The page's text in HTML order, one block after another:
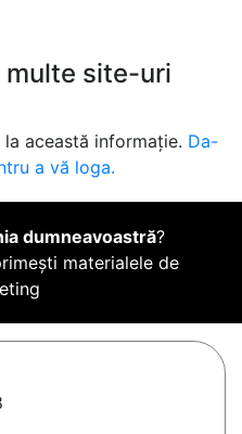
multe site-uri
această informație. Da-
a vă loga.
dumneavoastră?
materialele de